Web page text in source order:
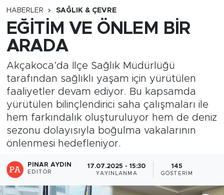
HABERLER SAĞLIK & ÇEVRE
EĞİTİM VE ÖNLEM BİR
ARADA
Akçakoca’da İlçe Sağlık Müdürlüğü
tarafından sağlıklı yaşam için yürütülen
faaliyetler devam ediyor. Bu kapsamda
yürütülen bilinçlendirici saha çalışmaları ile
hem farkındalık oluşturuluyor hem de deniz
sezonu dolayısıyla boğulma vakalarının
önlenmesi hedefleniyor.
PINAR AYDIN
EDITÖR
17.07.2025 - 15:30
YAYINLANMA
145
GÖSTERIM
Sağlık & Çevre
Spor
Yerel Haber
Öncü Radyo Dinle
Öncü TV İzle
Düzce Namaz Vakitleri
Düzce Trafik Yoğunluk Haritası
Tüm Manşetler
Son Dakika Haberleri
Haber Arşivi